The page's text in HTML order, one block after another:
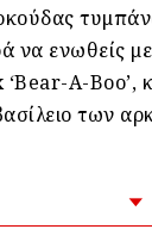
να ενωθείς
A-Boo’,
των